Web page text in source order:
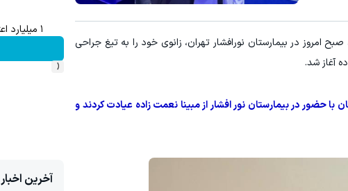
امروز در بیمارستان نورافشار تهران، زانوی خود را به تیغ جراحی
آغاز شد.
حضور در بیمارستان نور افشار از مبینا نعمت زاده عیادت کردند و
ثبت نام کنید
۱ میلیارد اعتبار خرید طلا | بدون ضامن و چک
‹
آخرین اخبار